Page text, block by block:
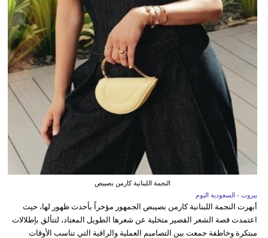
النجمة اللبنانية كارمن بصيبص
بيروت - السعودية اليوم
أبهرت النجمة اللبنانية كارمن بصيبص الجمهور مؤخراً بأحدث ظهور لها، حيث
اعتمدت قصة الشعر القصير متخلية عن شعرها الطويل المعتاد، لتتألق بإطلالات
مبتكرة وخاطفة جمعت بين التصاميم العملية والراقية التي تناسب الأوقات